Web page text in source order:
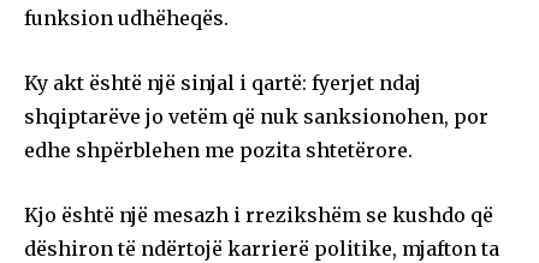
funksion udhëheqës.
Ky akt është një sinjal i qartë: fyerjet ndaj
shqiptarëve jo vetëm që nuk sanksionohen, por
edhe shpërblehen me pozita shtetërore.
Kjo është një mesazh i rrezikshëm se kushdo që
dëshiron të ndërtojë karrierë politike, mjafton ta